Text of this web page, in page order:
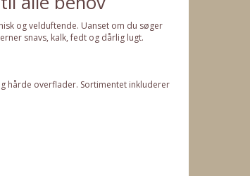
og velduftende. Uanset om du søger
snavs, kalk, fedt og dårlig lugt.
hårde overflader. Sortimentet inkluderer